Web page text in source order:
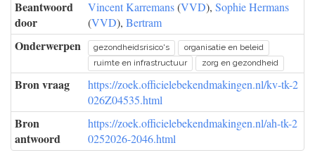
Beantwoord
door
Vincent Karremans(VVD), Sophie Hermans
(VVD), Bertram
Onderwerpen gezondheidsrisico's
organisatie en beleid
ruimte en infrastructuur
zorg en gezondheid
Bron vraag
https://zoek.officielebekendmakingen.nl/kv-tk-2
026Z04535.html
Bron
antwoord
https://zoek.officielebekendmakingen.nl/ah-tk-2
0252026-2046.html